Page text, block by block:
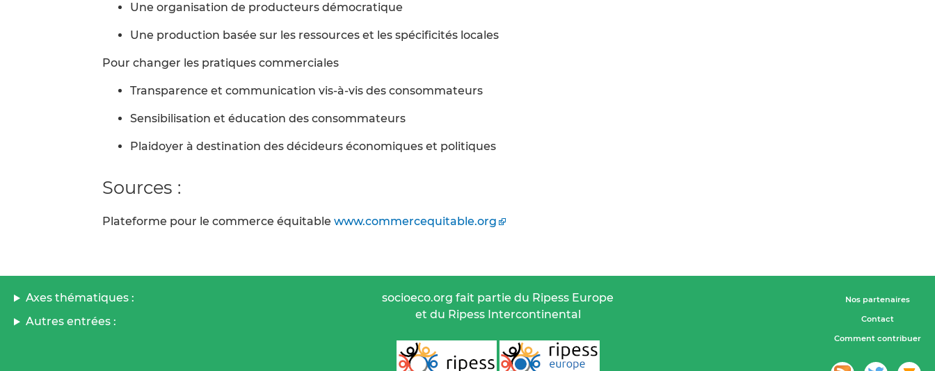
Une organisation de producteurs démocratique
Une production basée sur les ressources et les spécificités locales
Pour changer les pratiques commerciales
Transparence et communication vis-à-vis des consommateurs
Sensibilisation et éducation des consommateurs
Plaidoyer à destination des décideurs économiques et politiques
Sources :
Plateforme pour le commerce équitable www.commercequitable.org
Axes thématiques :
Autres entrées :
socioeco.org fait partie du Ripess Europe
et du Ripess Intercontinental
Nos partenaires
Contact
Comment contribuer